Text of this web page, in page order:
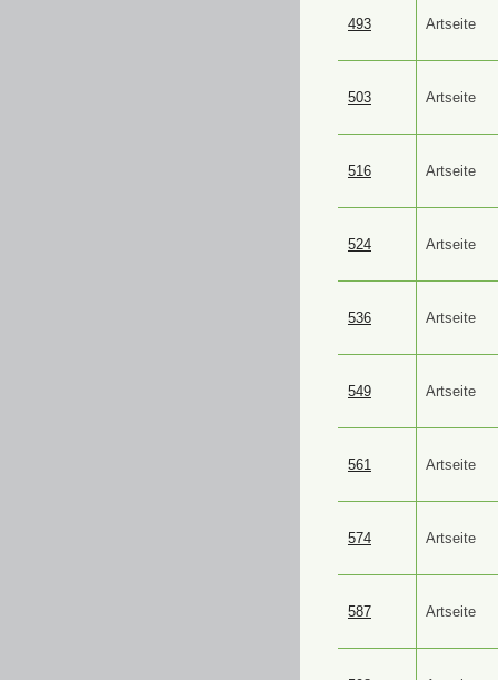
493 Artseite
503 Artseite
516 Artseite
524 Artseite
536 Artseite
549 Artseite
561 Artseite
574 Artseite
587 Artseite